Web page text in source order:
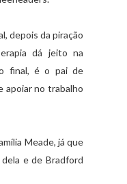
depois da piração
dá jeito na
final, é o pai de
apoiar no trabalho
Meade, já que
e de Bradford